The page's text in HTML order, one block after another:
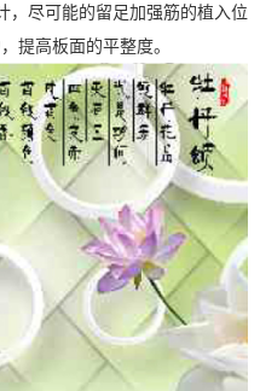
，尽可能的留足加强筋的植入位
提高板面的平整度。